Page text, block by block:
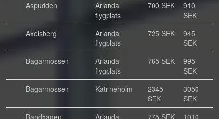
Aspudden
Arlanda
flygplats
700 SEK
910
SEK
Axelsberg
Arlanda
flygplats
725 SEK
945
SEK
Bagarmossen
Arlanda
flygplats
765 SEK
995
SEK
Bagarmossen
Katrineholm
2345
SEK
3050
SEK
Bandhagen
Arlanda 775 SEK 1010